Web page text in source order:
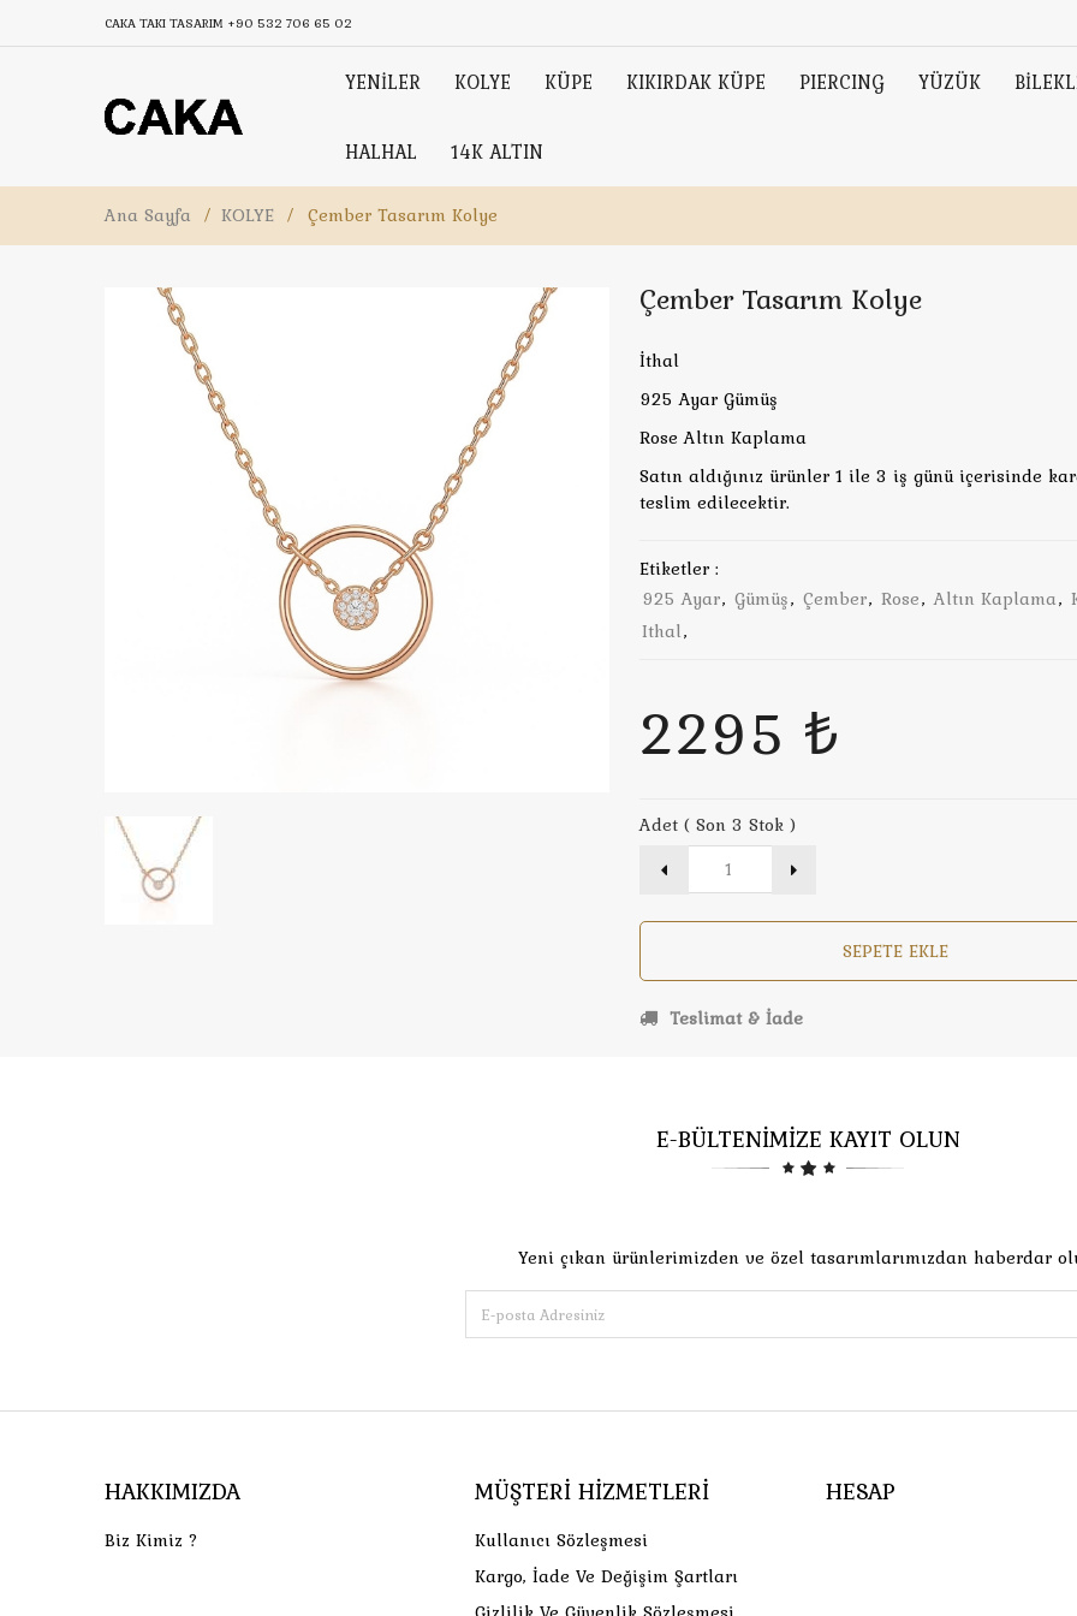
CAKA TAKI TASARIM +90 532 706 65 02
YENİLER KOLYE KÜPE KIKIRDAK KÜPE PIERCING YÜZÜK
HALHAL 14K ALTIN
Ana Sayfa / KOLYE / Çember Tasarım Kolye
Çember Tasarım Kolye
İthal
925 Ayar Gümüş
Rose Altın Kaplama
Satın aldığınız ürünler 1 ile 3 iş günü içerisinde
teslim edilecektir.
Etiketler :
925 Ayar, Gümüş, Çember, Rose, Altın Kaplama,
Ithal,
2295 ₺
Adet ( Son 3 Stok )
SEPETE EKLE
Teslimat & İade
E-BÜLTENİMİZE KAYIT OLUN
Yeni çıkan ürünlerimizden ve özel tasarımlarımızdan haberdar
HAKKIMIZDA
Biz Kimiz ?
MÜŞTERI HIZMETLERI
Kullanıcı Sözleşmesi
Kargo, İade Ve Değişim Şartları
HESAP